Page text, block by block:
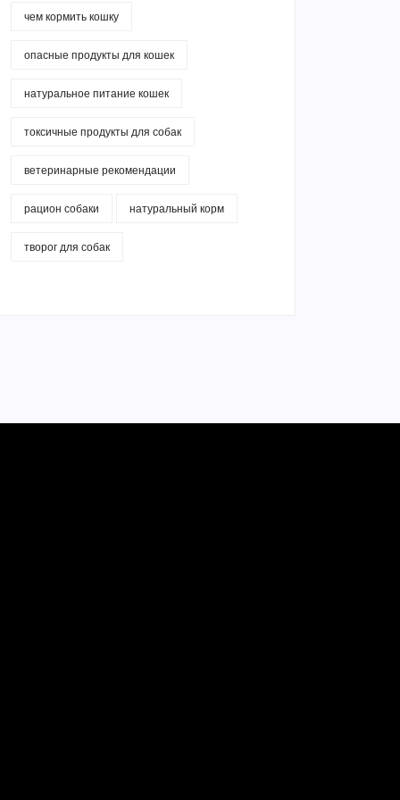
чем кормить кошку
опасные продукты для кошек
натуральное питание кошек
токсичные продукты для собак
ветеринарные рекомендации
рацион собаки натуральный корм
творог для собак